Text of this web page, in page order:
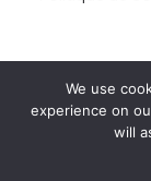
©
We use
experience on
will